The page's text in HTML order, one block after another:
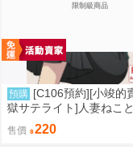
限制級商品
預購 [C106預約][小竣的
獄サテライト]人妻ねこ
ゃ 同人誌id=3191266
售價 220